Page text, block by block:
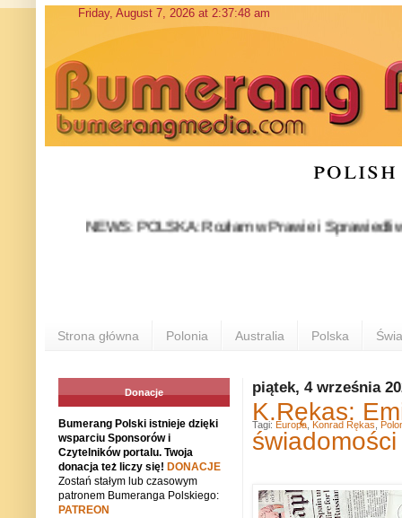
NEWS: POLSKA: Rozłam w Prawie i
Strona główna Polonia Australia Polska
piątek, 4 września
K.Rękas:
świadomości
Tagi: Europa Konrad Rękas
Donacje
Bumerang Polski istnieje dzięki
wsparciu Sponsorów i
Czytelników portalu. Twoja
donacja też liczy się! DONACJE
Zostań stałym lub czasowym
patronem Bumeranga Polskiego:
PATREON